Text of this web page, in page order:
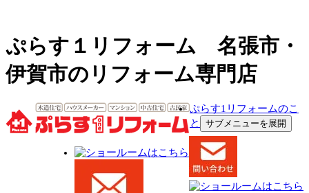
ぷらす１リフォーム 名張市・
伊賀市のリフォーム専門店
ぷらす1リフォームのこ
と
サブメニューを展開